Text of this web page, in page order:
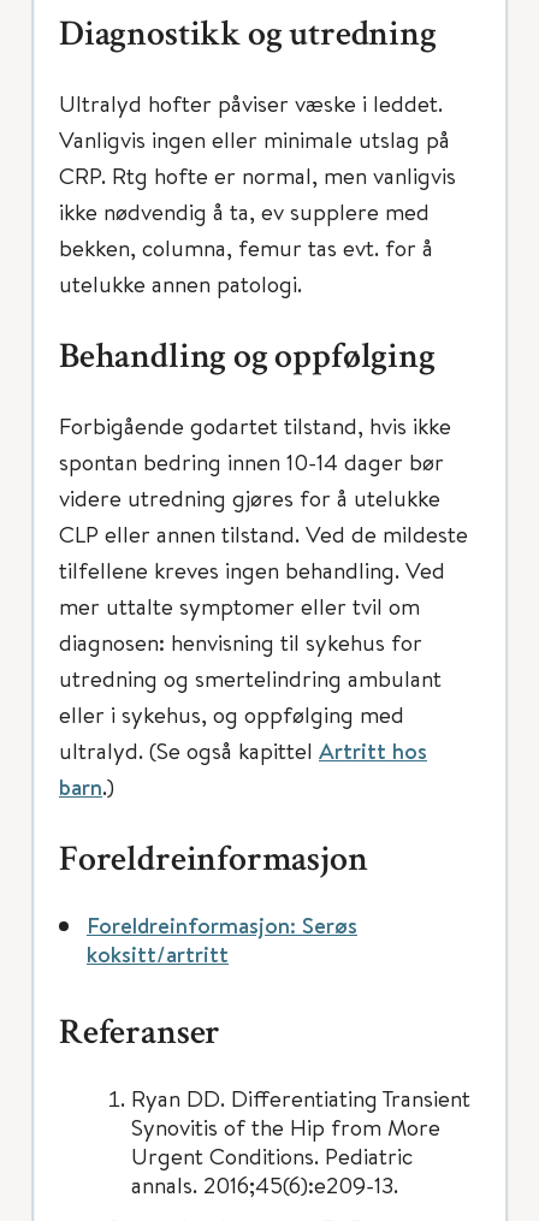
Diagnostikk og utredning
Ultralyd hofter påviser væske i leddet.
Vanligvis ingen eller minimale utslag på
CRP. Rtg hofte er normal, men vanligvis
ikke nødvendig å ta, ev supplere med
bekken, columna, femur tas evt. for å
utelukke annen patologi.
Behandling og oppfølging
Forbigående godartet tilstand, hvis ikke
spontan bedring innen 10-14 dager bør
videre utredning gjøres for å utelukke
CLP eller annen tilstand. Ved de mildeste
tilfellene kreves ingen behandling. Ved
mer uttalte symptomer eller tvil om
diagnosen: henvisning til sykehus for
utredning og smertelindring ambulant
eller i sykehus, og oppfølging med
ultralyd. (Se også kapittel Artritt hos
barn.)
Foreldreinformasjon
Foreldreinformasjon: Serøs
koksitt/artritt
Referanser
Ryan DD. Differentiating Transient
Synovitis of the Hip from More
Urgent Conditions. Pediatric
annals. 2016;45(6):e209-13.